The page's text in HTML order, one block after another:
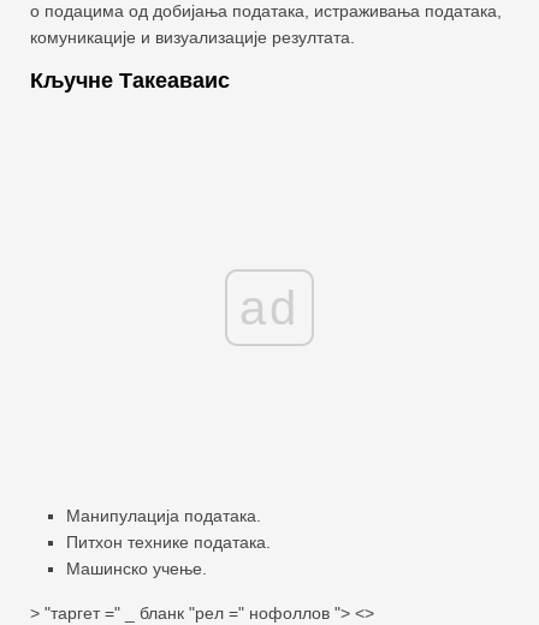
о подацима од добијања података, истраживања података,
комуникације и визуализације резултата.
Кључне Такеаваис
ad
Манипулација података.
Питхон технике података.
Машинско учење.
> "таргет =" _ бланк "рел =" нофоллов "> <>